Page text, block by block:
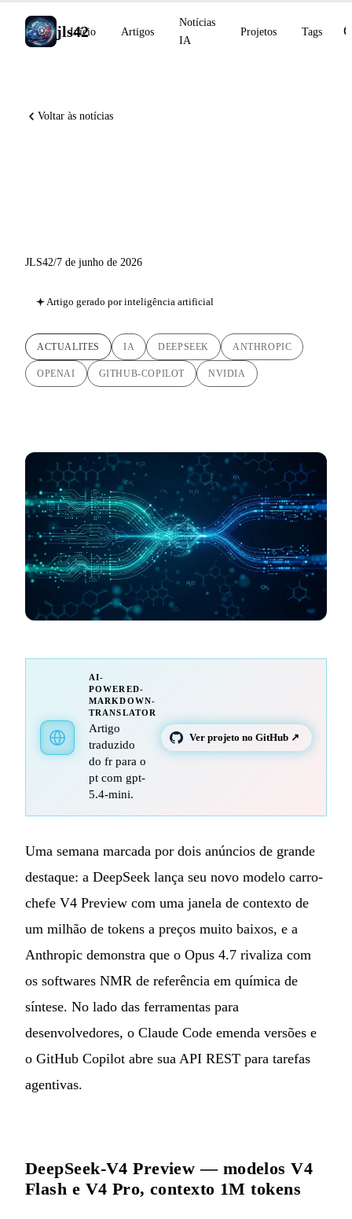
jls42
Início Artigos
Notícias
IA
Projetos Tags
Voltar às notícias
JLS42/7 de junho de 2026
Artigo gerado por inteligência artificial
ACTUALITES IA DEEPSEEK ANTHROPIC
OPENAI GITHUB-COPILOT NVIDIA
AI-
POWERED-
MARKDOWN-
TRANSLATOR
Artigo
traduzido
do fr para o
pt com gpt-
5.4-mini.
Ver projeto no GitHub ↗
Uma semana marcada por dois anúncios de grande
destaque: a DeepSeek lança seu novo modelo carro-
chefe V4 Preview com uma janela de contexto de
um milhão de tokens a preços muito baixos, e a
Anthropic demonstra que o Opus 4.7 rivaliza com
os softwares NMR de referência em química de
síntese. No lado das ferramentas para
desenvolvedores, o Claude Code emenda versões e
o GitHub Copilot abre sua API REST para tarefas
agentivas.
DeepSeek-V4 Preview — modelos V4
Flash e V4 Pro, contexto 1M tokens